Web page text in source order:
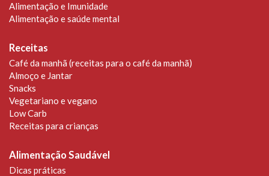
Alimentação e Imunidade
Alimentação e saúde mental
Receitas
Café da manhã (receitas para o café da manhã)
Almoço e Jantar
Snacks
Vegetariano e vegano
Low Carb
Receitas para crianças
Alimentação Saudável
Dicas práticas